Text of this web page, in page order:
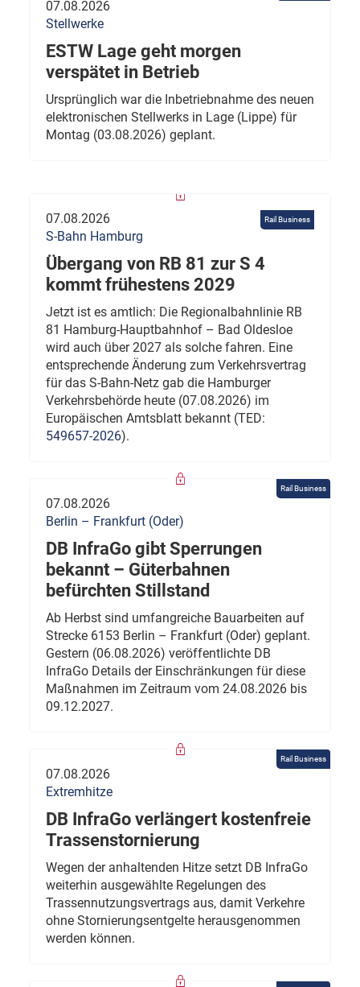
07.08.2026
Stellwerke
ESTW Lage geht morgen
verspätet in Betrieb
Ursprünglich war die Inbetriebnahme des neuen
elektronischen Stellwerks in Lage (Lippe) für
Montag (03.08.2026) geplant.
Rail Business
07.08.2026
S-Bahn Hamburg
Übergang von RB 81 zur S 4
kommt frühestens 2029
Jetzt ist es amtlich: Die Regionalbahnlinie RB
81 Hamburg-Hauptbahnhof – Bad Oldesloe
wird auch über 2027 als solche fahren. Eine
entsprechende Änderung zum Verkehrsvertrag
für das S-Bahn-Netz gab die Hamburger
Verkehrsbehörde heute (07.08.2026) im
Europäischen Amtsblatt bekannt (TED:
549657-2026).
Rail Business
07.08.2026
Berlin – Frankfurt (Oder)
DB InfraGo gibt Sperrungen
bekannt – Güterbahnen
befürchten Stillstand
Ab Herbst sind umfangreiche Bauarbeiten auf
Strecke 6153 Berlin – Frankfurt (Oder) geplant.
Gestern (06.08.2026) veröffentlichte DB
InfraGo Details der Einschränkungen für diese
Maßnahmen im Zeitraum vom 24.08.2026 bis
09.12.2027.
Rail Business
07.08.2026
Extremhitze
DB InfraGo verlängert kostenfreie
Trassenstornierung
Wegen der anhaltenden Hitze setzt DB InfraGo
weiterhin ausgewählte Regelungen des
Trassennutzungsvertrags aus, damit Verkehre
ohne Stornierungsentgelte herausgenommen
werden können.